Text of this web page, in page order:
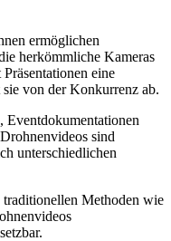
ermöglichen
herkömmliche Kameras
eine
von der Konkurrenz ab.
Eventdokumentationen
sind
unterschiedlichen
Methoden wie